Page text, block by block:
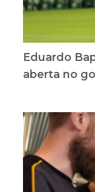
Eduardo
aberta no